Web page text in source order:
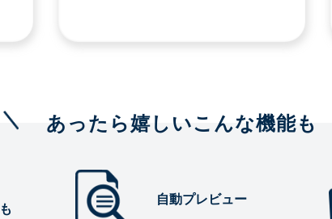
あったら嬉しいこんな機能も
自動プレビュー